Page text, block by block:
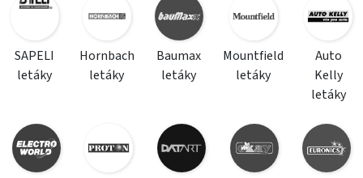
SAPELI
letáky
Hornbach
letáky
Baumax
letáky
Mountfield
letáky
Auto
Kelly
letáky